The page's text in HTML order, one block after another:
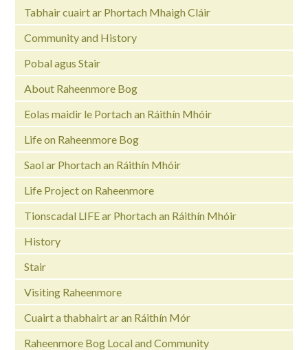
Tabhair cuairt ar Phortach Mhaigh Cláir
Community and History
Pobal agus Stair
About Raheenmore Bog
Eolas maidir le Portach an Ráithín Mhóir
Life on Raheenmore Bog
Saol ar Phortach an Ráithín Mhóir
Life Project on Raheenmore
Tionscadal LIFE ar Phortach an Ráithín Mhóir
History
Stair
Visiting Raheenmore
Cuairt a thabhairt ar an Ráithín Mór
Raheenmore Bog Local and Community